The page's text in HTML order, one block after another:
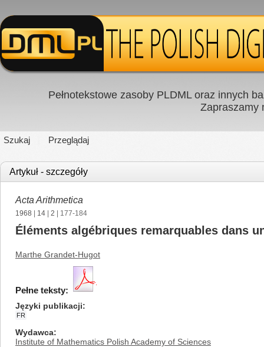
Pełnotekstowe zasoby PLDML oraz innych
Zapraszamy
Szukaj Przeglądaj
Artykuł - szczegóły
Acta Arithmetica
1968 14 2 | 177-184
Éléments algébriques remarquables dans
Marthe Grandet-Hugot
Pełne teksty:
Języki publikacji
FR
Wydawca
Institute of Mathematics Polish Academy of Sciences